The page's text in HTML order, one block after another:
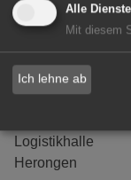
Gärtnerei Hanns
Logistikhalle
Herongen
Alle
Mit diesem
Ich lehne ab